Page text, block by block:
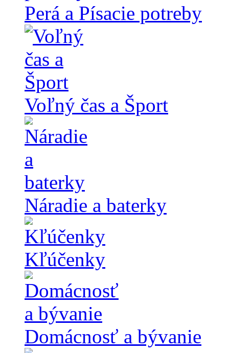
Perá a Písacie potreby
Voľný čas a Šport
Náradie a baterky
Kľúčenky
Domácnosť a bývanie